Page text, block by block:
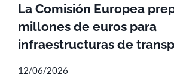
La Comisión Europea
millones de euros para
infraestructuras de
12/06/2026